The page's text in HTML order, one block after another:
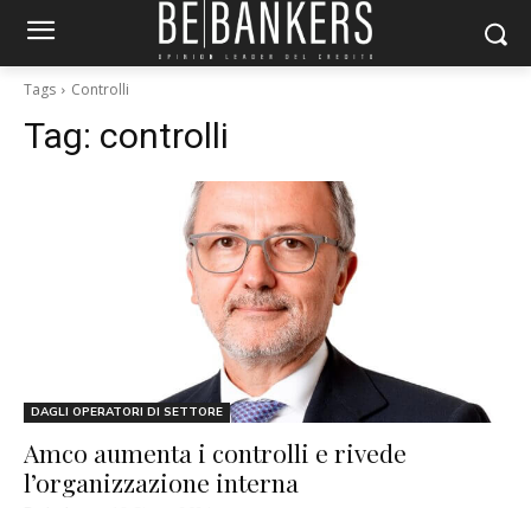
Tags Controlli
Tag: controlli
DAGLI OPERATORI DI SETTORE
Amco aumenta i controlli e rivede
l’organizzazione interna